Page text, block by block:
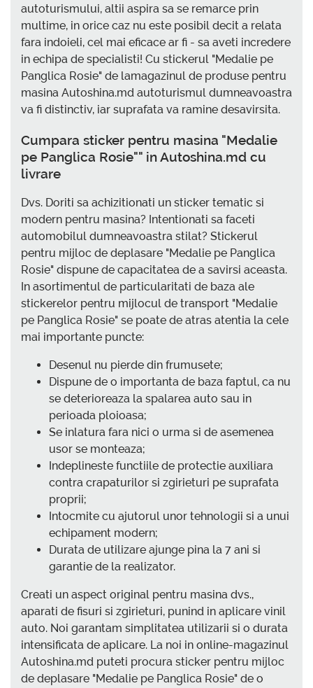
autoturismului, altii aspira sa se remarce prin
multime, in orice caz nu este posibil decit a relata
fara indoieli, cel mai eficace ar fi - sa aveti incredere
in echipa de specialisti! Cu stickerul "Medalie pe
Panglica Rosie" de lamagazinul de produse pentru
masina Autoshina.md autoturismul dumneavoastra
va fi distinctiv, iar suprafata va ramine desavirsita.
Cumpara sticker pentru masina "Medalie
pe Panglica Rosie"" in Autoshina.md cu
livrare
Dvs. Doriti sa achizitionati un sticker tematic si
modern pentru masina? Intentionati sa faceti
automobilul dumneavoastra stilat? Stickerul
pentru mijloc de deplasare "Medalie pe Panglica
Rosie" dispune de capacitatea de a savirsi aceasta.
In asortimentul de particularitati de baza ale
stickerelor pentru mijlocul de transport "Medalie
pe Panglica Rosie" se poate de atras atentia la cele
mai importante puncte:
Desenul nu pierde din frumusete;
Dispune de o importanta de baza faptul, ca nu
se deterioreaza la spalarea auto sau in
perioada ploioasa;
Se inlatura fara nici o urma si de asemenea
usor se monteaza;
Indeplineste functiile de protectie auxiliara
contra crapaturilor si zgirieturi pe suprafata
proprii;
Intocmite cu ajutorul unor tehnologii si a unui
echipament modern;
Durata de utilizare ajunge pina la 7 ani si
garantie de la realizator.
Creati un aspect original pentru masina dvs.,
aparati de fisuri si zgirieturi, punind in aplicare vinil
auto. Noi garantam simplitatea utilizarii si o durata
intensificata de aplicare. La noi in online-magazinul
Autoshina.md puteti procura sticker pentru mijloc
de deplasare "Medalie pe Panglica Rosie" de o